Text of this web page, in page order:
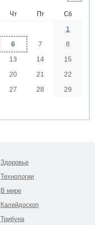
Чт Пт Сб
1
6 7
8
13 14
15
20 21
22
27 28
29
Здоровье
Технологии
В мире
Калейдоскоп
Трибуна